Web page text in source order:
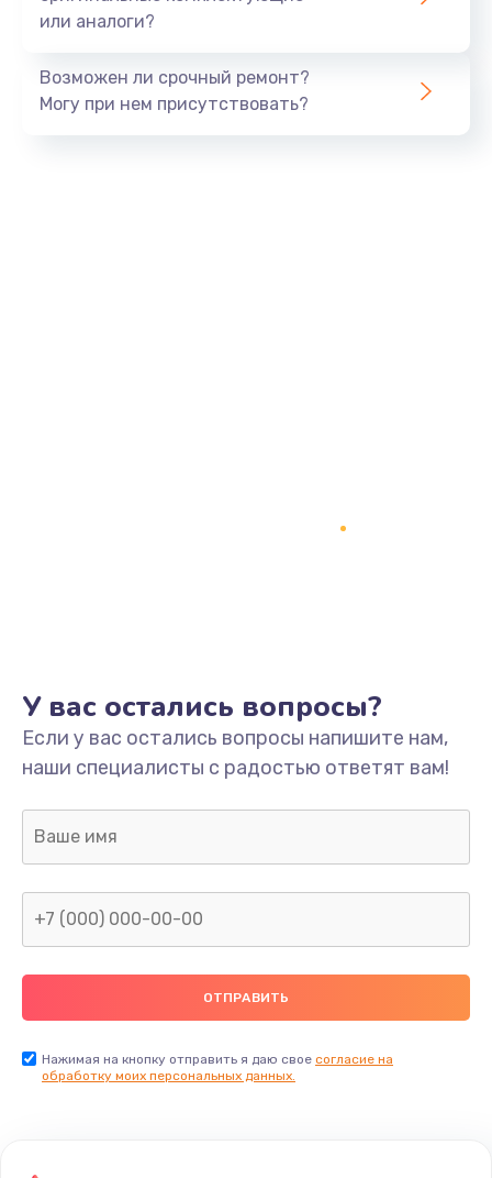
Заказать
1550 руб.
Заказать
Заказать
Замена звуковой карты
1600 руб.
Заказать
1560 руб.
или аналоги?
Возможен ли срочный ремонт?
Могу при нем присутствовать?
У вас остались вопросы?
Если у вас остались вопросы напишите нам,
наши специалисты с радостью ответят вам!
Нажимая на кнопку отправить я даю свое согласие на
обработку моих персональных данных.